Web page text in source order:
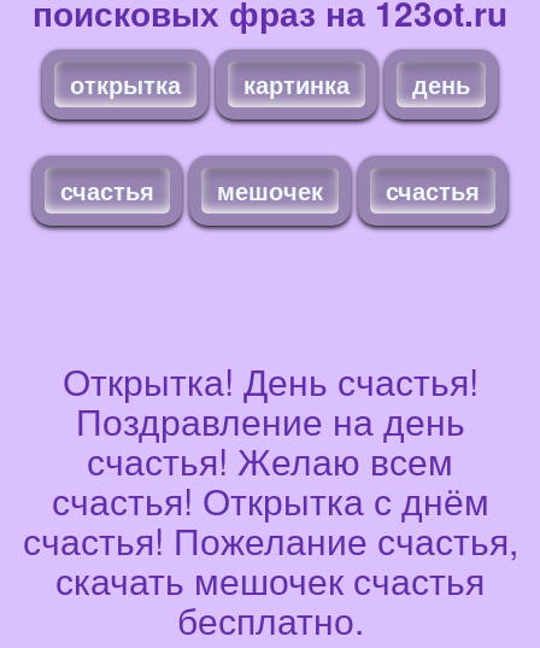
поисковых фраз на 123ot.ru
открытка картинка день
счастья мешочек счастья
Открытка! День счастья!
Поздравление на день
счастья! Желаю всем
счастья! Открытка с днём
счастья! Пожелание счастья,
скачать мешочек счастья
бесплатно.